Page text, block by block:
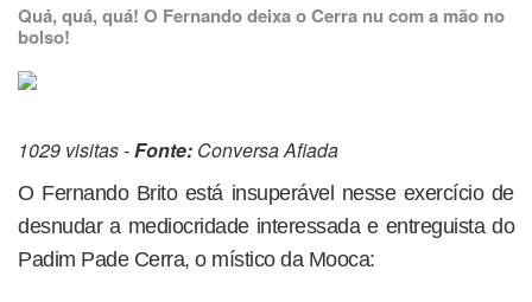
Quá, quá, quá! O Fernando deixa o Cerra nu com a mão no
bolso!
1029 visitas -Fonte: Conversa Afiada
O Fernando Brito está insuperável nesse exercício de
desnudar a mediocridade interessada e entreguista do
Padim Pade Cerra, o místico da Mooca: